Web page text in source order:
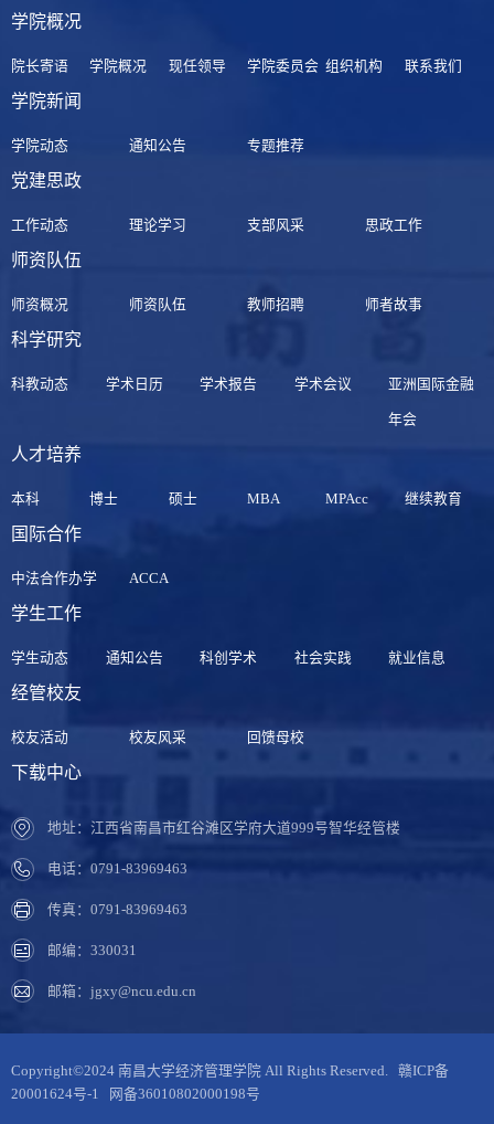
学院概况
院长寄语 学院概况 现任领导 学院委员会 组织机构 联系我们
学院新闻
学院动态 通知公告 专题推荐
党建思政
工作动态 理论学习 支部风采 思政工作
师资队伍
师资概况 师资队伍 教师招聘 师者故事
科学研究
科教动态 学术日历 学术报告 学术会议 亚洲国际金融
年会
人才培养
本科 博士 硕士 MBA MPAcc 继续教育
国际合作
中法合作办学 ACCA
学生工作
学生动态 通知公告 科创学术 社会实践 就业信息
经管校友
校友活动 校友风采 回馈母校
下载中心
地址：江西省南昌市红谷滩区学府大道999号智华经管楼
电话：0791-83969463
传真：0791-83969463
邮编：330031
邮箱：jgxy@ncu.edu.cn
Copyright©2024 南昌大学经济管理学院 All Rights Reserved. 赣ICP备
20001624号-1
网备36010802000198号